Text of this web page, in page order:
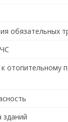
обязательных
отопительному
зданий